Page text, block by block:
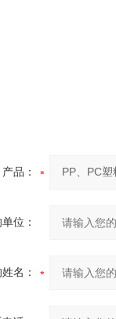
产品：
位：
名：